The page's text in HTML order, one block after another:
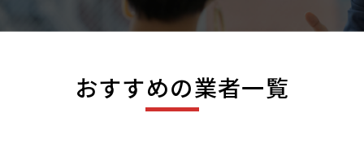
おすすめの業者一覧